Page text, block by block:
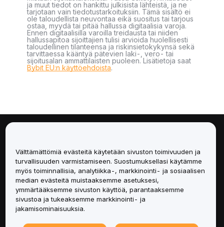
ja muut tiedot on hankittu julkisista lähteistä, ja ne
tarjotaan vain tiedotustarkoituksiin. Tämä sisältö ei
ole taloudellista neuvontaa eikä suositus tai tarjous
ostaa, myydä tai pitää hallussa digitaalisia varoja.
Ennen digitaalisilla varoilla treidausta tai niiden
hallussapitoa sijoittajien tulisi arvioida huolellisesti
taloudellinen tilanteensa ja riskinsietokykynsä sekä
tarvittaessa kääntyä pätevien laki-, vero- tai
sijoitusalan ammattilaisten puoleen. Lisätietoja saat
Bybit EU:n käyttöehdoista.
Palvelut
Tuki
Tuotteet
Välttämättömiä evästeitä käytetään sivuston toimivuuden ja
turvallisuuden varmistamiseen. Suostumuksellasi käytämme
myös toiminnallisia, analytiikka-, markkinointi- ja sosiaalisen
median evästeitä muistaaksemme asetuksesi,
ymmärtääksemme sivuston käyttöä, parantaaksemme
sivustoa ja tukeaksemme markkinointi- ja
jakamisominaisuuksia.